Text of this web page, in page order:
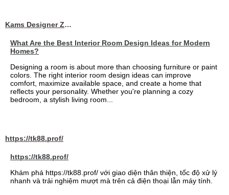
Kams Designer Zone
What Are the Best Interior Room Design Ideas for Modern
Homes?
Designing a room is about more than choosing furniture or paint
colors. The right interior room design ideas can improve
comfort, maximize available space, and create a home that
reflects your personality. Whether you're planning a cozy
bedroom, a stylish living room...
https://tk88.prof/
https://tk88.prof/
Khám phá https://tk88.prof/ với giao diện thân thiện, tốc độ xử lý
nhanh và trải nghiệm mượt mà trên cả điện thoại lẫn máy tính.